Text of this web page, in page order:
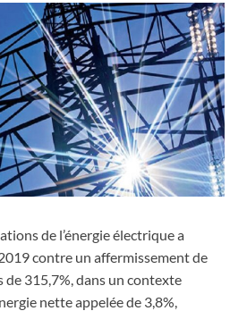
de l’énergie électrique a
contre un affermissement de
315,7%, dans un contexte
nette appelée de 3,8%,